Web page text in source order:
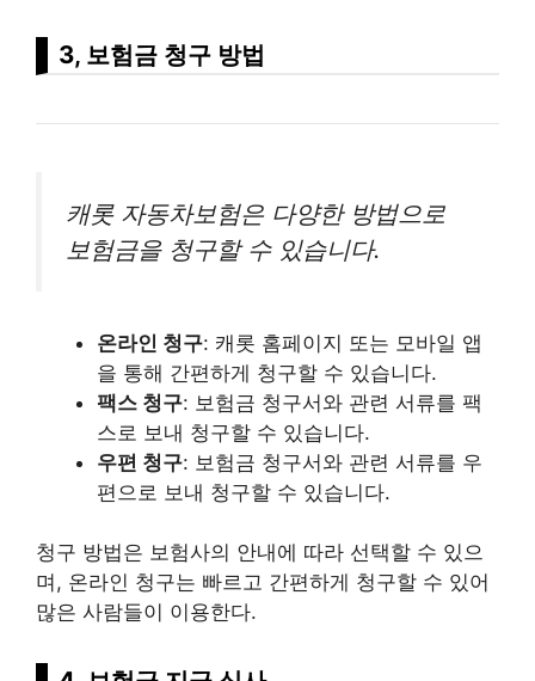
3, 보험금 청구 방법
캐롯 자동차보험은 다양한 방법으로
보험금을 청구할 수 있습니다.
온라인 청구: 캐롯 홈페이지 또는 모바일 앱
을 통해 간편하게 청구할 수 있습니다.
팩스 청구: 보험금 청구서와 관련 서류를 팩
스로 보내 청구할 수 있습니다.
우편 청구: 보험금 청구서와 관련 서류를 우
편으로 보내 청구할 수 있습니다.
청구 방법은 보험사의 안내에 따라 선택할 수 있으
며, 온라인 청구는 빠르고 간편하게 청구할 수 있어
많은 사람들이 이용한다.